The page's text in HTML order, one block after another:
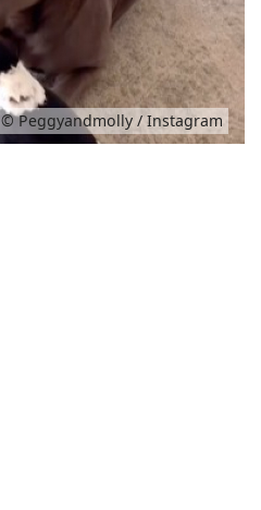
© Peggyandmolly / Instagram